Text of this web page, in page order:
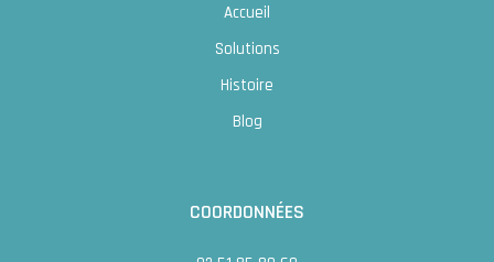
Accueil
Solutions
Histoire
Blog
COORDONNÉES